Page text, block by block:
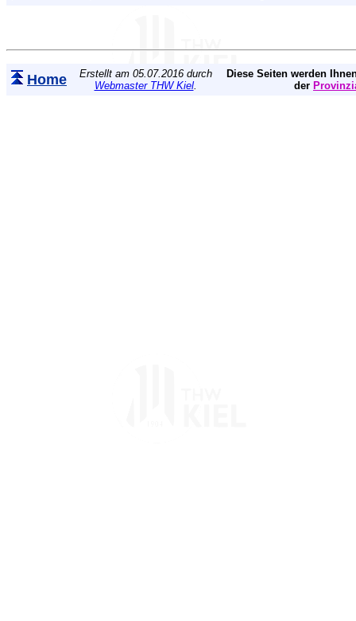
Home
Erstellt am 05.07.2016 durch
Webmaster THW Kiel.
Diese Seiten werden
der